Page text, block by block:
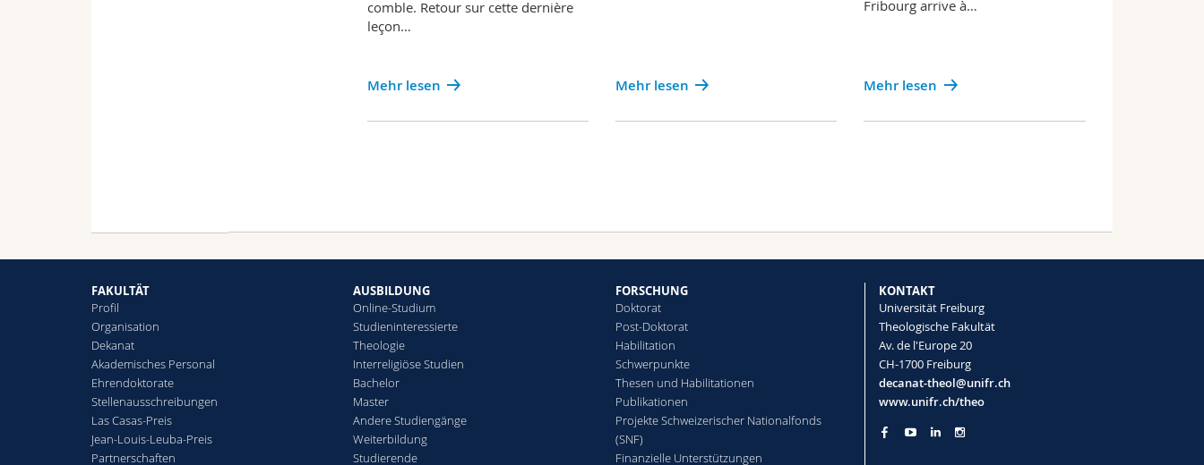
comble. Retour sur cette dernière
leçon…
Mehr lesen Mehr lesen
Fribourg arrive à…
Mehr lesen
FAKULTÄT
Profil
Organisation
Dekanat
Akademisches Personal
Ehrendoktorate
Stellenausschreibungen
Las Casas-Preis
Jean-Louis-Leuba-Preis
Partnerschaften
AUSBILDUNG
Online-Studium
Studieninteressierte
Theologie
Interreligiöse Studien
Bachelor
Master
Andere Studiengänge
Weiterbildung
Studierende
FORSCHUNG
Doktorat
Post-Doktorat
Habilitation
Schwerpunkte
Thesen und Habilitationen
Publikationen
Projekte Schweizerischer Nationalfonds
(SNF)
Finanzielle Unterstützungen
KONTAKT
Universität Freiburg
Theologische Fakultät
Av. de l'Europe 20
CH-1700 Freiburg
decanat-theol@unifr.ch
www.unifr.ch/theo